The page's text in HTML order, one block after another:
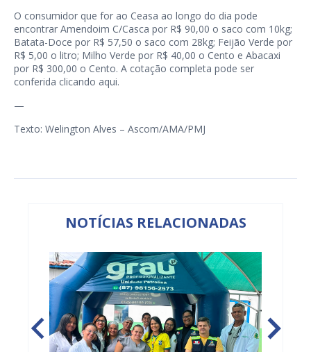
O consumidor que for ao Ceasa ao longo do dia pode
encontrar Amendoim C/Casca por R$ 90,00 o saco com 10kg;
Batata-Doce por R$ 57,50 o saco com 28kg; Feijão Verde por
R$ 5,00 o litro; Milho Verde por R$ 40,00 o Cento e Abacaxi
por R$ 300,00 o Cento. A cotação completa pode ser
conferida clicando aqui.
—
Texto: Welington Alves – Ascom/AMA/PMJ
NOTÍCIAS RELACIONADAS